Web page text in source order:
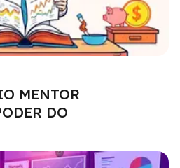
MENTOR
DO